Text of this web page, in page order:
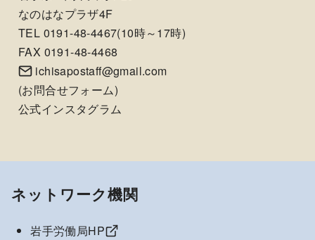
なのはなプラザ4F
TEL 0191-48-4467(10時～17時)
FAX 0191-48-4468
ichisapostaff@gmail.com
(お問合せフォーム)
公式インスタグラム
ネットワーク機関
岩手労働局HP